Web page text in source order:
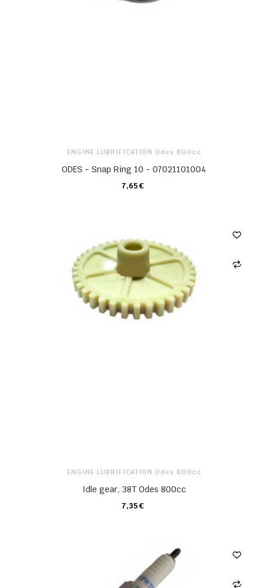
ENGINE LUBRIFICATION Odes 800cc
ODES - Snap Ring 10 - 07021101004
7,65 €
CARRO
ENGINE LUBRIFICATION Odes 800cc
Idle gear, 38T Odes 800cc
7,35 €
CARRO